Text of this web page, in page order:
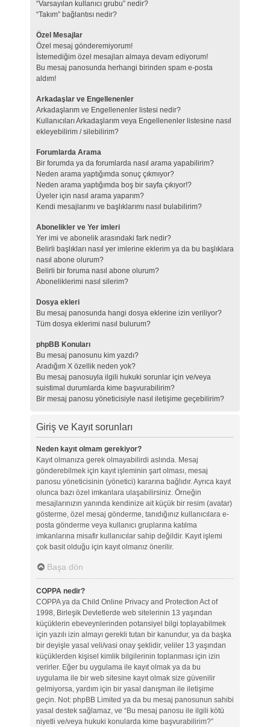
“Varsayılan kullanıcı grubu” nedir?
“Takım” bağlantısı nedir?
Özel Mesajlar
Özel mesaj gönderemiyorum!
İstemediğim özel mesajları almaya devam ediyorum!
Bu mesaj panosunda herhangi birinden spam e-posta
aldım!
Arkadaşlar ve Engellenenler
Arkadaşlarım ve Engellenenler listesi nedir?
Kullanıcıları Arkadaşlarım veya Engellenenler listesine nasıl
ekleyebilirim / silebilirim?
Forumlarda Arama
Bir forumda ya da forumlarda nasıl arama yapabilirim?
Neden arama yaptığımda sonuç çıkmıyor?
Neden arama yaptığımda boş bir sayfa çıkıyor!?
Üyeler için nasıl arama yaparım?
Kendi mesajlarımı ve başlıklarımı nasıl bulabilirim?
Abonelikler ve Yer imleri
Yer imi ve abonelik arasındaki fark nedir?
Belirli başlıkları nasıl yer imlerine eklerim ya da bu başlıklara
nasıl abone olurum?
Belirli bir foruma nasıl abone olurum?
Aboneliklerimi nasıl silerim?
Dosya ekleri
Bu mesaj panosunda hangi dosya eklerine izin veriliyor?
Tüm dosya eklerimi nasıl bulurum?
phpBB Konuları
Bu mesaj panosunu kim yazdı?
Aradığım X özellik neden yok?
Bu mesaj panosuyla ilgili hukuki sorunlar için ve/veya
suistimal durumlarda kime başvurabilirim?
Bir mesaj panosu yöneticisiyle nasıl iletişime geçebilirim?
Giriş ve Kayıt sorunları
Neden kayıt olmam gerekiyor?
Kayıt olmanıza gerek olmayabilirdi aslında. Mesaj
gönderebilmek için kayıt işleminin şart olması, mesaj
panosu yöneticisinin (yönetici) kararına bağlıdır. Ayrıca kayıt
olunca bazı özel imkanlara ulaşabilirsiniz. Örneğin
mesajlarınızın yanında kendinize ait küçük bir resim (avatar)
gösterme, özel mesaj gönderme, tanıdığınız kullanıcılara e-
posta gönderme veya kullanıcı gruplarına katılma
imkanlarına misafir kullanıcılar sahip değildir. Kayıt işlemi
çok basit olduğu için kayıt olmanız önerilir.
Başa dön
COPPA nedir?
COPPA ya da Child Online Privacy and Protection Act of
1998, Birleşik Devletlerde web sitelerinin 13 yaşından
küçüklerin ebeveynlerinden potansiyel bilgi toplayabilmek
için yazılı izin almayı gerekli tutan bir kanundur, ya da başka
bir deyişle yasal veli/vasi onay şeklidir, veliler 13 yaşından
küçüklerden kişisel kimlik bilgilerinin toplanması için izin
verirler. Eğer bu uygulama ile kayıt olmak ya da bu
uygulama ile bir web sitesine kayıt olmak size güvenilir
gelmiyorsa, yardım için bir yasal danışman ile iletişime
geçin. Not: phpBB Limited ya da bu mesaj panosunun sahibi
yasal destek sağlamaz, ve “Bu mesaj panosu ile ilgili kötü
niyetli ve/veya hukuki konularda kime başvurabilirim?”